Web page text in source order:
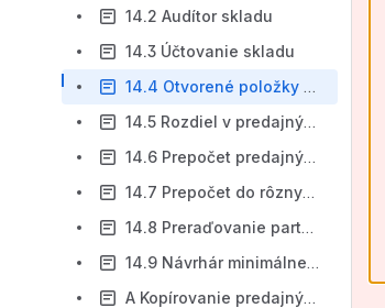
14.2 Audítor skladu
14.3 Účtovanie skladu
14.4 Otvorené položky účtu obstarania zásob (111, 131...)
14.5 Rozdiel v predajných cenách medzi DL a faktúrami
14.6 Prepočet predajných cien
14.7 Prepočet do rôznych mien
14.8 Preraďovanie partnerov do rabatných skupín
14.9 Návrhár minimálneho množstva
A Kopírovanie predajných cien z faktúr do výdajok